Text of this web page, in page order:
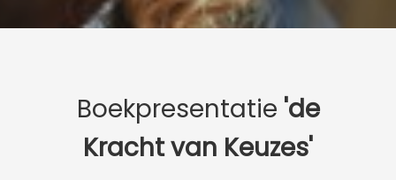
Boekpresentatie 'de
Kracht van Keuzes'